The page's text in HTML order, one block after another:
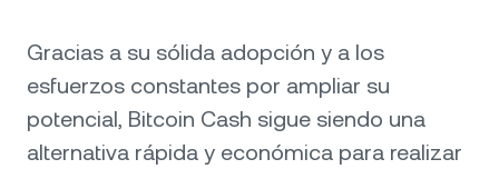
Gracias a su sólida adopción y a los
esfuerzos constantes por ampliar su
potencial, Bitcoin Cash sigue siendo una
alternativa rápida y económica para realizar